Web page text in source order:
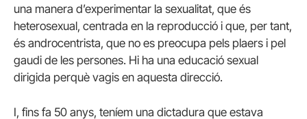
una manera d’experimentar la sexualitat, que és
heterosexual, centrada en la reproducció i que, per tant,
és androcentrista, que no es preocupa pels plaers i pel
gaudi de les persones. Hi ha una educació sexual
dirigida perquè vagis en aquesta direcció.
I, fins fa 50 anys, teníem una dictadura que estava